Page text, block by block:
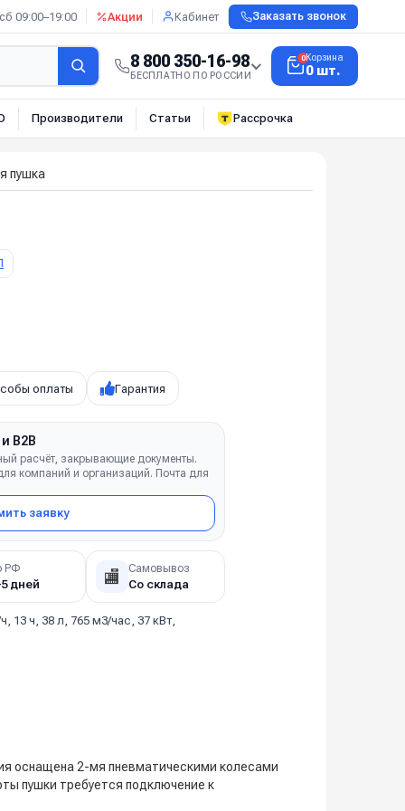
09:00–19:00 Акции Кабинет Заказать звонок
8 800 350-16-98
БЕСПЛАТНО ПО РОССИИ
0Корзина
0 шт.
Производители Статьи Рассрочка
пушка
оплаты Гарантия
B2B
расчёт, закрывающие документы.
компаний и организаций. Почта для
заявку
РФ
дней 🏬 Самовывоз
Со склада
13 ч, 38 л, 765 м3/час, 37 кВт,
оснащена 2-мя пневматическими колесами
пушки требуется подключение к